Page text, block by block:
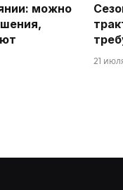
можно
21